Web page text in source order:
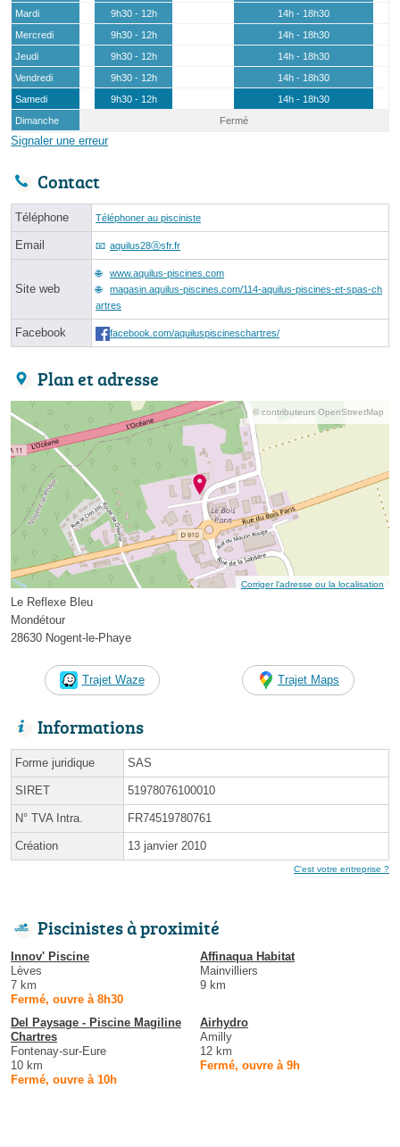
Mardi
9h30 - 12h
14h - 18h30
Mercredi
9h30 - 12h
14h - 18h30
Jeudi
9h30 - 12h
14h - 18h30
Vendredi
9h30 - 12h
14h - 18h30
Samedi
9h30 - 12h
14h - 18h30
Dimanche
Fermé
Signaler une erreur
Contact
Téléphone Téléphoner au pisciniste
Email aquilus28ⓐsfr.fr
Site web
www.aquilus-piscines.com
magasin.aquilus-piscines.com/114-aquilus-piscines-et-spas-ch
artres
Facebook facebook.com/aquiluspiscineschartres/
Plan et adresse
© contributeurs OpenStreetMap
Corriger l’adresse ou la localisation
Le Reflexe Bleu
Mondétour
28630 Nogent-le-Phaye
Trajet Waze Trajet Maps
Informations
Forme juridique SAS
SIRET 51978076100010
N° TVA Intra. FR74519780761
Création 13 janvier 2010
C'est votre entreprise ?
Piscinistes à proximité
Innov' Piscine
Lèves
7 km
Fermé, ouvre à 8h30
Affinaqua Habitat
Mainvilliers
9 km
Del Paysage - Piscine Magiline
Chartres
Fontenay-sur-Eure
10 km
Fermé, ouvre à 10h
Airhydro
Amilly
12 km
Fermé, ouvre à 9h